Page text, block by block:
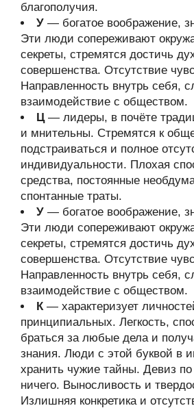
благополучия.
У — богатое воображение,
Эти люди сопереживают
секреты, стремятся достичь
совершенства. Отсутствие
Направленность внутрь себя,
взаимодействие с обществом.
Ц— лидеры, в почёте
и мнительны. Стремятся к
подстраиваться и полное
индивидуальности. Плохая
средства, постоянные
спонтанные траты.
У — богатое воображение,
Эти люди сопереживают
секреты, стремятся достичь
совершенства. Отсутствие
Направленность внутрь себя,
взаимодействие с обществом.
К— характеризует
принципиальных. Легкость,
браться за любые дела и
знания. Люди с этой буквой в
хранить чужие тайны. Девиз
ничего. Выносливость и
Излишняя конкретика и